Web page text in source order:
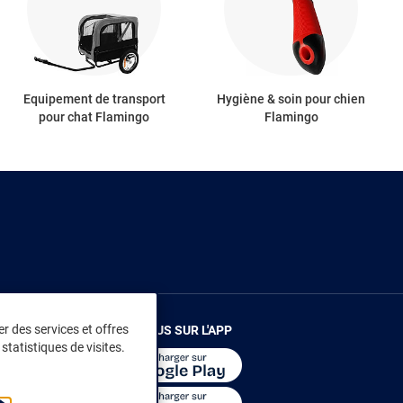
Equipement de transport
pour chat Flamingo
Hygiène & soin pour chien
Flamingo
RENDEZ-VOUS SUR L'APP
des services et offres
de visites.